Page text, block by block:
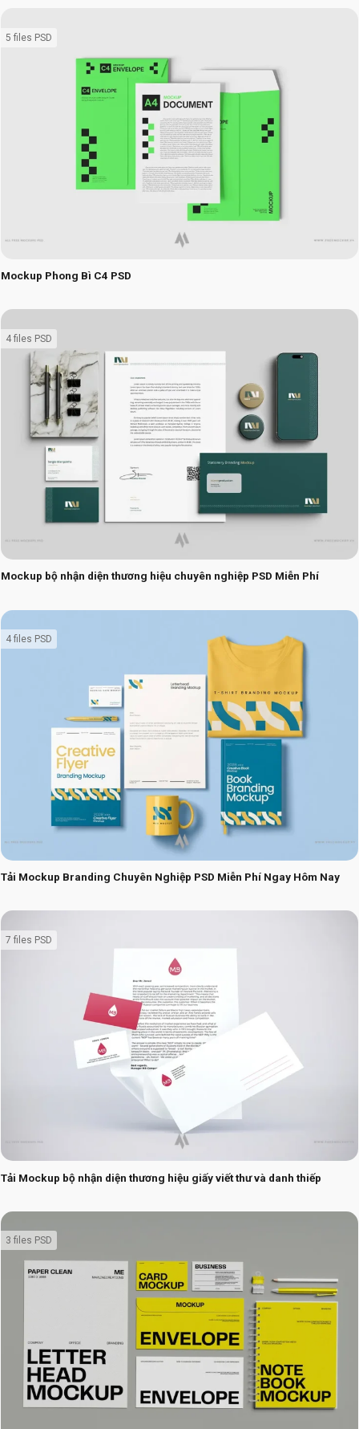
Mockup Phong Bì C4 PSD
5 files PSD
Mockup bộ nhận diện thương hiệu chuyên nghiệp PSD Miễn Phí
4 files PSD
Tải Mockup Branding Chuyên Nghiệp PSD Miễn Phí Ngay Hôm Nay
4 files PSD
Tải Mockup bộ nhận diện thương hiệu giấy viết thư và danh thiếp
7 files PSD
3 files PSD